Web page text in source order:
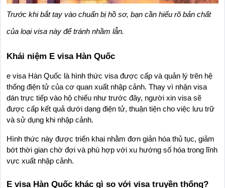
Trước khi bắt tay vào chuẩn bị hồ sơ, bạn cần hiểu rõ bản chất
của loại visa này để tránh nhầm lẫn.
Khái niệm E visa Hàn Quốc
e visa Hàn Quốc là hình thức visa được cấp và quản lý trên hệ
thống điện tử của cơ quan xuất nhập cảnh. Thay vì nhận visa
dán trực tiếp vào hộ chiếu như trước đây, người xin visa sẽ
được cấp kết quả dưới dạng điện tử, thuận tiện cho việc lưu trữ
và sử dụng khi nhập cảnh.
Hình thức này được triển khai nhằm đơn giản hóa thủ tục, giảm
bớt thời gian chờ đợi và phù hợp với xu hướng số hóa trong lĩnh
vực xuất nhập cảnh.
E visa Hàn Quốc khác gì so với visa truyền thống?